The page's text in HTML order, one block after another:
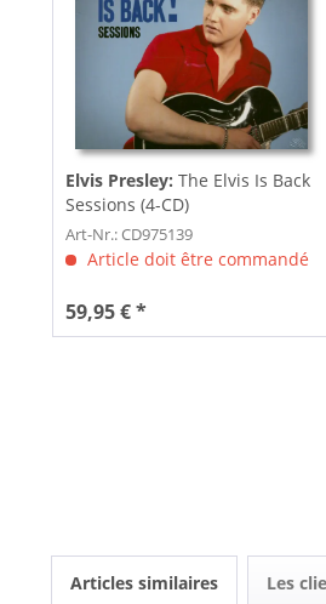
Elvis Presley: The Elvis Is Back
Sessions (4-CD)
Art-Nr.: CD975139
Article doit être commandé
59,95 € *
Articles similaires Les